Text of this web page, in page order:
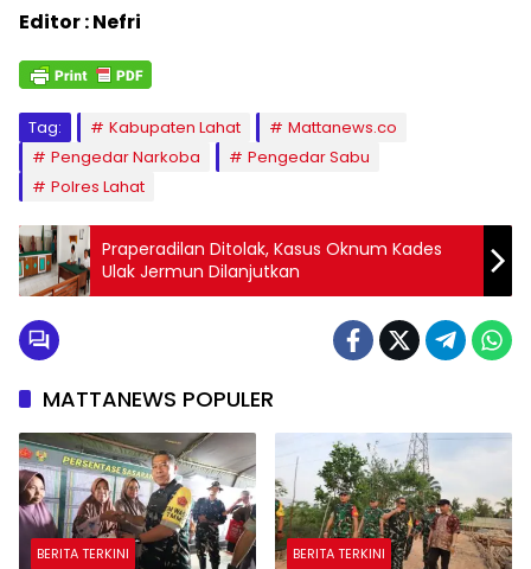
Editor : Nefri
Tag: Kabupaten Lahat
Mattanews.co
Pengedar Narkoba
Pengedar Sabu
Polres Lahat
Praperadilan Ditolak, Kasus Oknum Kades
Ulak Jermun Dilanjutkan
MATTANEWS POPULER
BERITA TERKINI BERITA TERKINI